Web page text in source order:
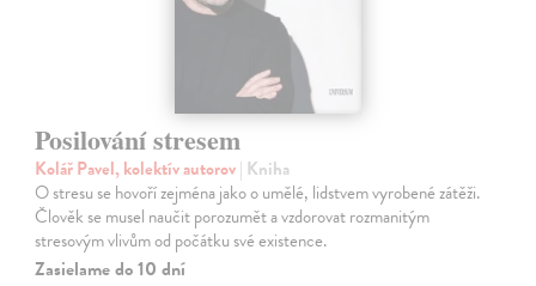
Posilování stresem
Kolář Pavel, kolektív autorov| Kniha
O stresu se hovoří zejména jako o umělé, lidstvem vyrobené zátěži.
Člověk se musel naučit porozumět a vzdorovat rozmanitým
stresovým vlivům od počátku své existence.
Zasielame do 10 dní